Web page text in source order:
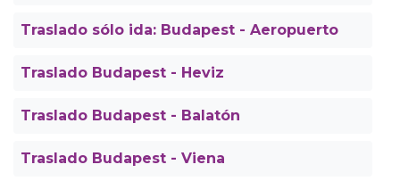
Traslado sólo ida: Budapest - Aeropuerto
Traslado Budapest - Heviz
Traslado Budapest - Balatón
Traslado Budapest - Viena